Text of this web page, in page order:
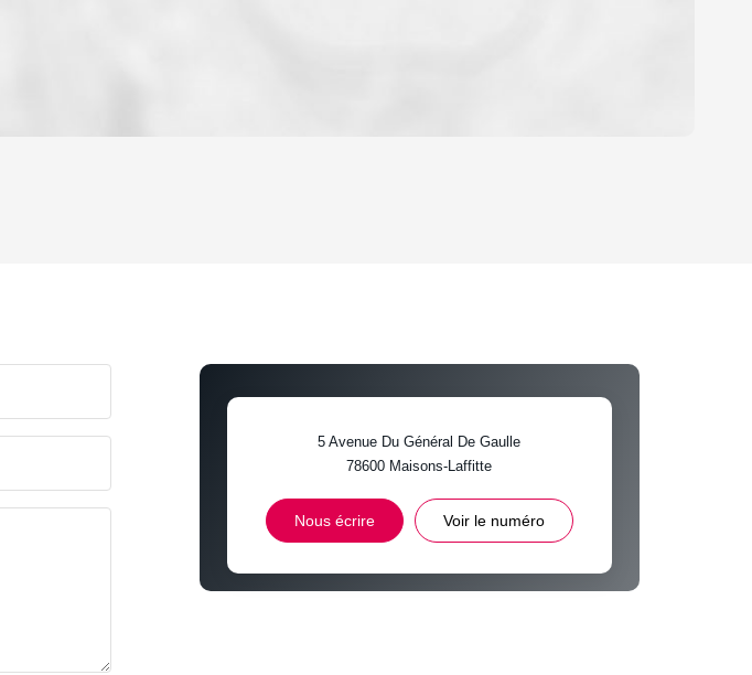
ECOLES ET CRÈCHES
5 Avenue Du Général De Gaulle
78600 Maisons-Laffitte
Nous écrire Voir le numéro